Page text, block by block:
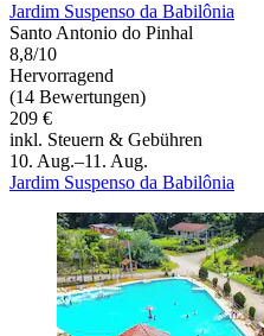
Jardim Suspenso da Babilônia
Santo Antonio do Pinhal
8,8/10
Hervorragend
(14 Bewertungen)
209 €
inkl. Steuern & Gebühren
10. Aug.–11. Aug.
Jardim Suspenso da Babilônia